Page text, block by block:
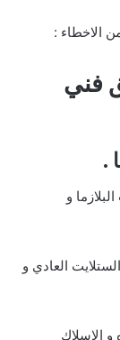
الاخطاء :
فني
.
و
العادي و
و الاسلاك